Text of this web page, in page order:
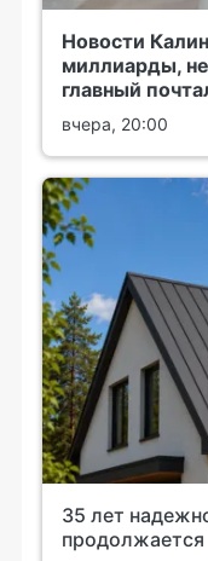
Новости
миллиарды,
главный
вчера, 20:00
35 лет
продолжается